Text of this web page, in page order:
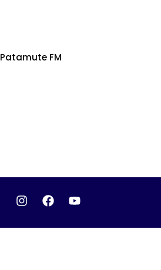
Patamute FM